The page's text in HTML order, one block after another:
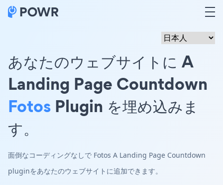
あなたのウェブサイトに A
Landing Page Countdown
Fotos Plugin を埋め込みま
す。
面倒なコーディングなしで Fotos A Landing Page Countdown
pluginをあなたのウェブサイトに追加できます。